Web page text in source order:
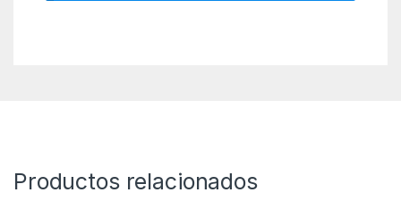
Productos relacionados